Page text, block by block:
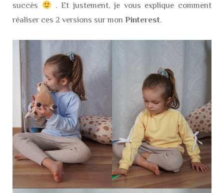
succès
. Et justement, je vous explique comment
réaliser ces 2 versions sur mon Pinterest.